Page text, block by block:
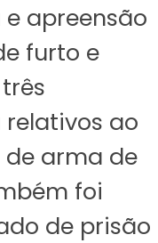
apreensão
furto e
ao
arma de
foi
de prisão